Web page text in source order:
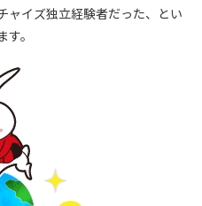
ャイズ独立経験者だった、とい
。